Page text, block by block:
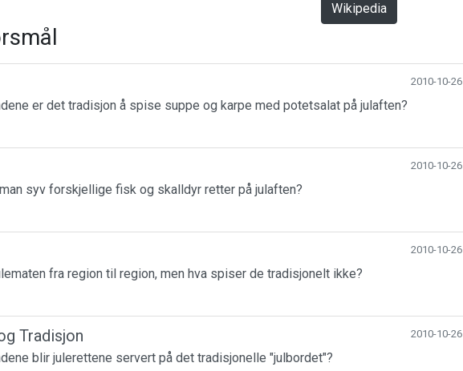
Wikipedia
2010-10-26
er det tradisjon å spise suppe og karpe med potetsalat på julaften?
2010-10-26
syv forskjellige fisk og skalldyr retter på julaften?
2010-10-26
fra region til region, men hva spiser de tradisjonelt ikke?
Tradisjon 2010-10-26
blir julerettene servert på det tradisjonelle "julbordet"?